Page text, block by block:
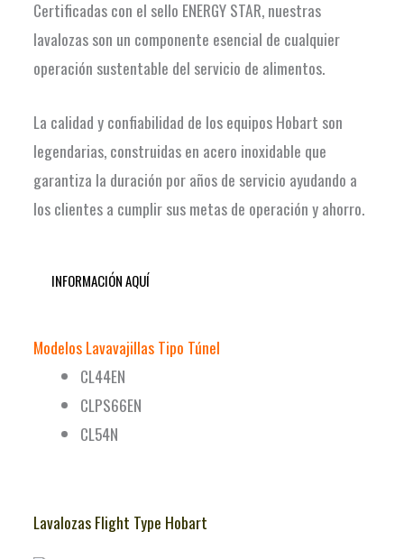
Certificadas con el sello ENERGY STAR, nuestras
lavalozas son un componente esencial de cualquier
operación sustentable del servicio de alimentos.
La calidad y confiabilidad de los equipos Hobart son
legendarias, construidas en acero inoxidable que
garantiza la duración por años de servicio ayudando a
los clientes a cumplir sus metas de operación y ahorro.
INFORMACIÓN AQUÍ
Modelos Lavavajillas Tipo Túnel
CL44EN
CLPS66EN
CL54N
Lavalozas Flight Type Hobart